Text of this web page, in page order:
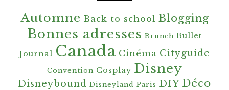
Automne Back to school Blogging
Bonnes adresses Brunch Bullet
Journal Canada Cinéma Cityguide
Convention Cosplay Disney
Disneybound Disneyland Paris DIY Déco